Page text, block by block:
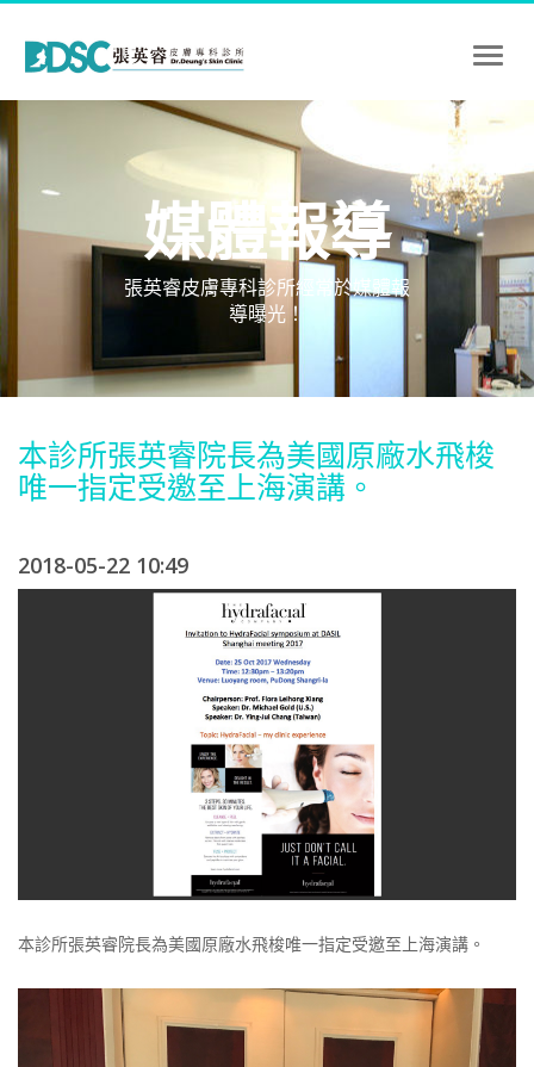
Toggle
媒體報導
張英睿皮膚專科診所經常於媒體報
導曝光！
本診所張英睿院長為美國原廠水飛梭
唯一指定受邀至上海演講。
2018-05-22 10:49
本診所張英睿院長為美國原廠水飛梭唯一指定受邀至上海演講。